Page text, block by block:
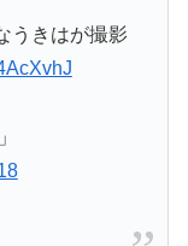
うきはが撮影